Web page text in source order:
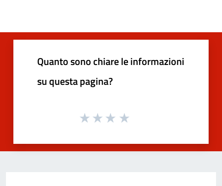
Quanto sono chiare le informazioni
su questa pagina?